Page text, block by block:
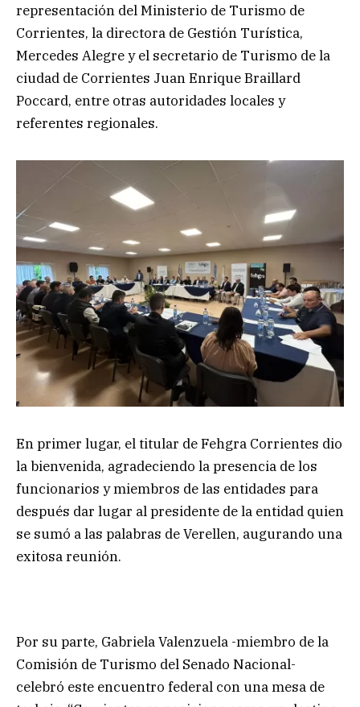
representación del Ministerio de Turismo de
Corrientes, la directora de Gestión Turística,
Mercedes Alegre y el secretario de Turismo de la
ciudad de Corrientes Juan Enrique Braillard
Poccard, entre otras autoridades locales y
referentes regionales.
En primer lugar, el titular de Fehgra Corrientes dio
la bienvenida, agradeciendo la presencia de los
funcionarios y miembros de las entidades para
después dar lugar al presidente de la entidad quien
se sumó a las palabras de Verellen, augurando una
exitosa reunión.
Por su parte, Gabriela Valenzuela -miembro de la
Comisión de Turismo del Senado Nacional-
celebró este encuentro federal con una mesa de